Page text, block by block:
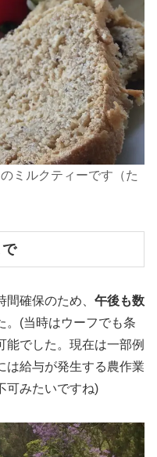
ミルクティーです （た
確保のため、 午後も数
。(当時はウーフでも条
能でした。現在は一部例
は給与が発生する農作業
可みたいですね)